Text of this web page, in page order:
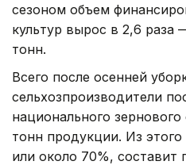
сезоном объем
культур вырос в 2,6 раза
тонн.
Всего после осенней
сельхозпроизводители
национального
тонн продукции. Из
или около 70%, составит